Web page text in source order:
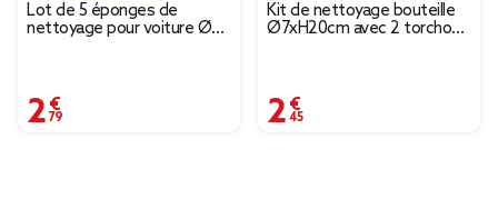
Lot de 5 éponges de
nettoyage pour voiture Ø10
2,79 €
Kit de nettoyage bouteille
Ø7xH20cm avec 2 torchons
2,45 €